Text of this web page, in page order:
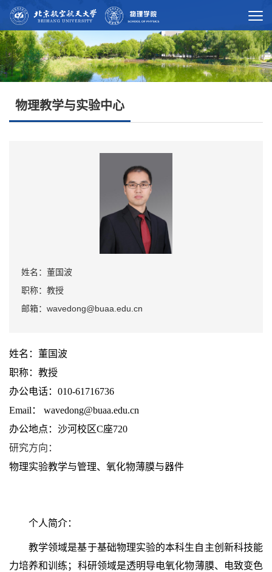
物理教学与实验中心
姓名：董国波
职称：教授
邮箱：wavedong@buaa.edu.cn
姓名：董国波
职称：教授
办公电话：010-61716736
Email： wavedong@buaa.edu.cn
办公地点：沙河校区C座720
研究方向 ：
物理实验教学与管理、氧化物薄膜与器件
个人简介：
教学领域是基于基础物理实验的本科生自主创新科技能
力培养和训练；科研领域是透明导电氧化物薄膜、电致变色